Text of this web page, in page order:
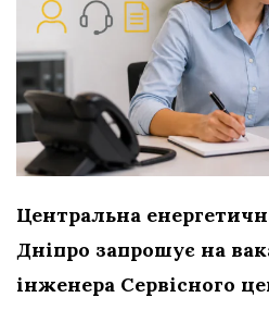
Центральна
Дніпро запрошує на
інженера Сервісного